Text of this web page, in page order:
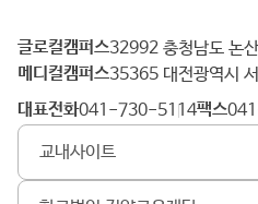
건
양
대
학
글로컬캠퍼스 32992 충청남도 논
메디컬캠퍼스 35365 대전광역시
대표전화 041-730-5114 팩스
교내사이트